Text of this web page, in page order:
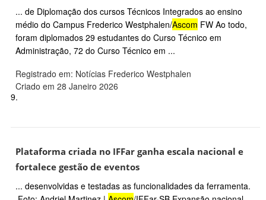
... de Diplomação dos cursos Técnicos Integrados ao ensino
médio do Campus Frederico Westphalen/Ascom FW Ao todo,
foram diplomados 29 estudantes do Curso Técnico em
Administração, 72 do Curso Técnico em ...
Registrado em: Notícias Frederico Westphalen
Criado em 28 Janeiro 2026
9.
Plataforma criada no IFFar ganha escala nacional e
fortalece gestão de eventos
... desenvolvidas e testadas as funcionalidades da ferramenta.